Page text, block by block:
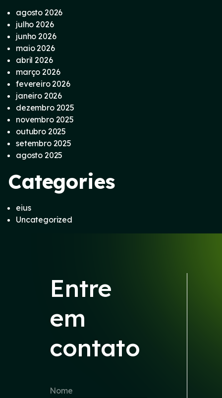
agosto 2026
julho 2026
junho 2026
maio 2026
abril 2026
março 2026
fevereiro 2026
janeiro 2026
dezembro 2025
novembro 2025
outubro 2025
setembro 2025
agosto 2025
Categories
eius
Uncategorized
Entre
em
contato